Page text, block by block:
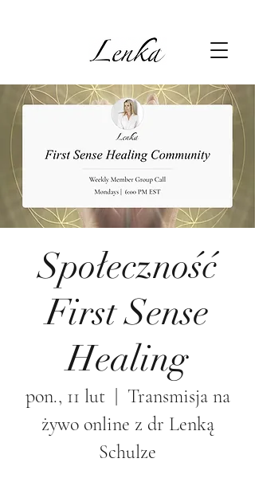
Społeczność
First Sense
Healing
pon., 11 lut
  |
Transmisja na
żywo online z dr Lenką
Schulze